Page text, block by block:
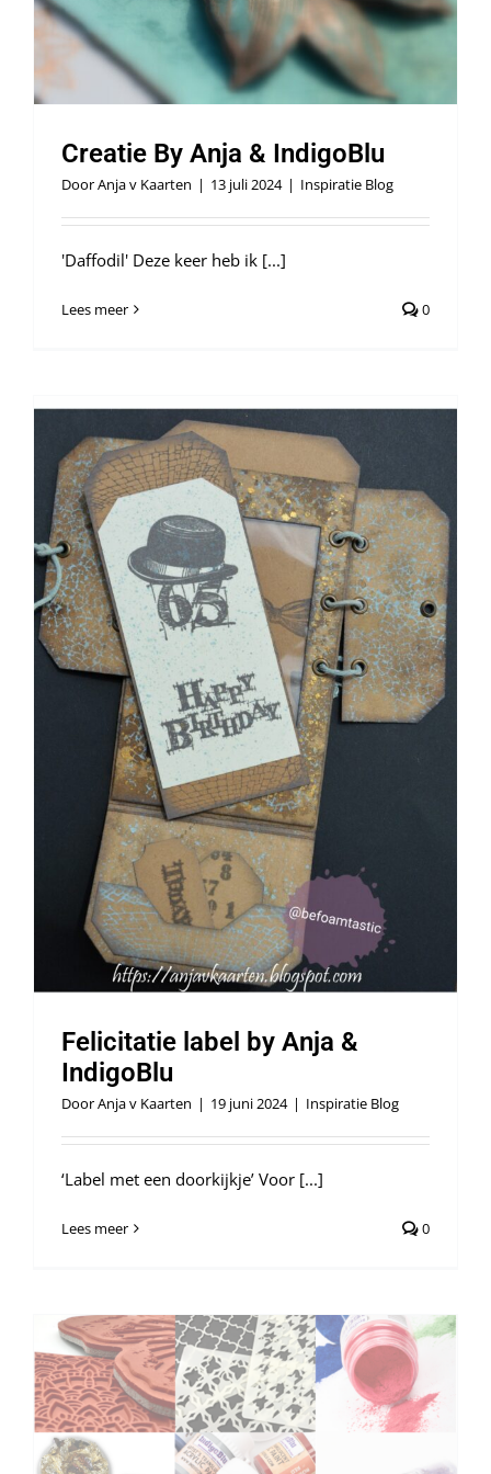
Webshop
Creatie By Anja & IndigoBlu
DoorAnja v Kaarten | 13 juli 2024 | Inspiratie Blog
'Daffodil' Deze keer heb ik [...]
Lees meer 0
Felicitatie label by Anja &
IndigoBlu
DoorAnja v Kaarten | 19 juni 2024 | Inspiratie Blog
‘Label met een doorkijkje’ Voor [...]
Lees meer 0